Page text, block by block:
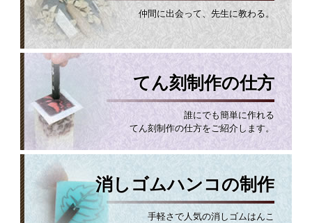
仲間に出会って、先生に教わる。
てん刻制作の仕方
誰にでも簡単に作れる
てん刻制作の仕方をご紹介します。
消しゴムハンコの制作
手軽さで人気の消しゴムはんこ